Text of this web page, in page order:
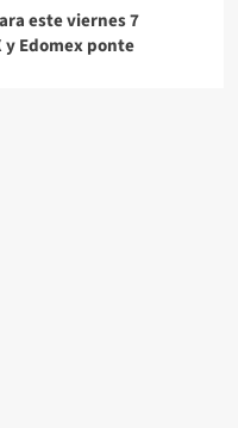
este viernes 7
y Edomex ponte